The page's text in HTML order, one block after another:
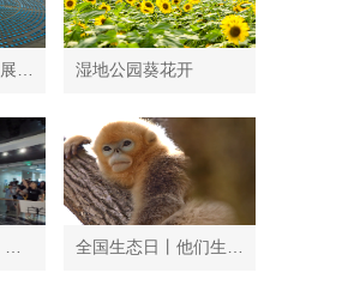
湿地公园葵花开